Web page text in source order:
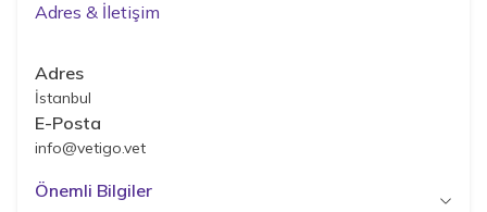
Adres & İletişim
Adres
İstanbul
E-Posta
info@vetigo.vet
Önemli Bilgiler